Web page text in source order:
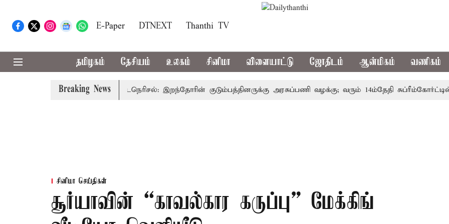
E-Paper DTNEXT Thanthi TV
தமிழகம் தேசியம் உலகம் சினிமா விளையாட்டு ஜோதிடம் ஆன்மிகம் வணிகம்
Breaking News
கரூர் கூட்டநெரிசல்: இறந்தோரின் குடும்பத்தினருக்கு அரசுப்பணி வழக்கு; வரும் 14ம்தேதி சுப்ரீம்கோர்ட்டில்
சினிமா செய்திகள்
சூர்யாவின் “காவல்கார கருப்பு” மேக்கிங்